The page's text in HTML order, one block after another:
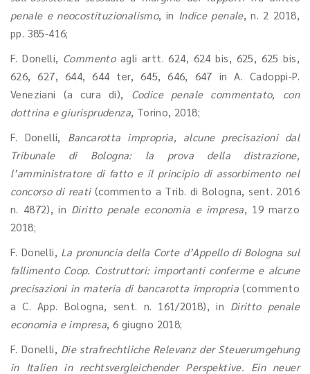
penale e neocostituzionalismo, in Indice penale, n. 2 2018,
pp. 385-416;
F. Donelli, Commentoagli artt. 624, 624 bis, 625, 625 bis,
626, 627, 644, 644 ter, 645, 646, 647 in A. Cadoppi-P.
Veneziani (a cura di), Codice penale commentato, con
dottrina e giurisprudenza, Torino, 2018;
F. Donelli, Bancarotta impropria, alcune precisazioni dal
Tribunale di Bologna: la prova della distrazione,
l’amministratore di fatto e il principio di assorbimento nel
concorso di reati(commento a Trib. di Bologna, sent. 2016
n. 4872), in Diritto penale economia e impresa, 19 marzo
2018;
F. Donelli, La pronuncia della Corte d’Appello di Bologna sul
fallimento Coop. Costruttori: importanti conferme e alcune
precisazioni in materia di bancarotta impropria (commento
a C. App. Bologna, sent. n. 161/2018), in Diritto penale
economia e impresa, 6 giugno 2018;
F. Donelli, Die strafrechtliche Relevanz der Steuerumgehung
in Italien in rechtsvergleichender Perspektive. Ein neuer